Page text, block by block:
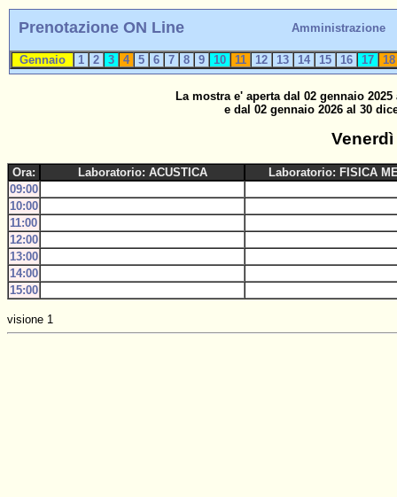
Prenotazione ON Line Amministrazione
Gennaio 1 2 3 4 5 6 7 8 9 10 11 12 13 14 15 16 17
La mostra e' aperta dal 02 gennaio
e dal 02 gennaio 2026 al 30
Ora: Laboratorio: ACUSTICA
Laboratorio: FISICA
09:00
10:00
11:00
12:00
13:00
14:00
15:00
visione 1